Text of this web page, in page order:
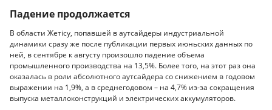
Падение продолжается
В области Жетісу, попавшей в аутсайдеры индустриальной
динамики сразу же после публикации первых июньских данных по
ней, в сентябре к августу произошло падение объема
промышленного производства на 13,5%. Более того, на этот раз она
оказалась в роли абсолютного аутсайдера со снижением в годовом
выражении на 1,9%, а в среднегодовом – на 4,7% из-за сокращения
выпуска металлоконструкций и электрических аккумуляторов.